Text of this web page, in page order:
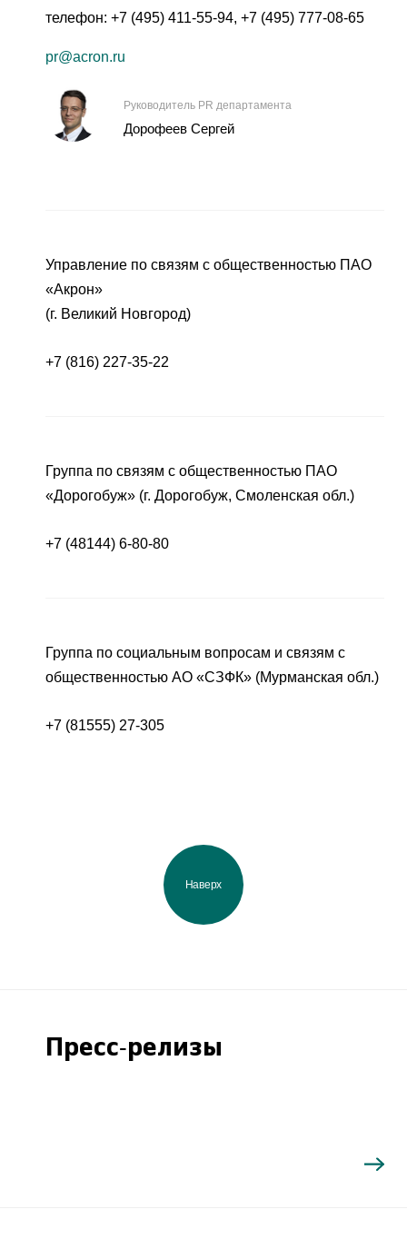
телефон: +7 (495) 411-55-94, +7 (495) 777-08-65
pr@acron.ru
Руководитель PR департамента
Дорофеев Сергей
Управление по связям с общественностью ПАО
«Акрон»
(г. Великий Новгород)
+7 (816) 227-35-22
Группа по связям с общественностью ПАО
«Дорогобуж» (г. Дорогобуж, Смоленская обл.)
+7 (48144) 6-80-80
Группа по социальным вопросам и связям с
общественностью АО «СЗФК» (Мурманская обл.)
+7 (81555) 27-305
Наверх
Пресс-релизы